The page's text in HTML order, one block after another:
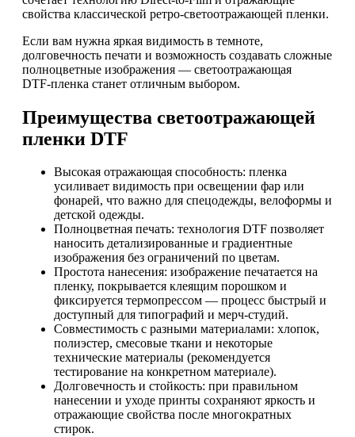
свойства классической ретро‑светоотражающей пленки.
Если вам нужна яркая видимость в темноте,
долговечность печати и возможность создавать сложные
полноцветные изображения — светоотражающая
DTF‑пленка станет отличным выбором.
Преимущества светоотражающей
пленки DTF
Высокая отражающая способность: пленка
усиливает видимость при освещении фар или
фонарей, что важно для спецодежды, велоформы и
детской одежды.
Полноцветная печать: технология DTF позволяет
наносить детализированные и градиентные
изображения без ограничений по цветам.
Простота нанесения: изображение печатается на
пленку, покрывается клеящим порошком и
фиксируется термопрессом — процесс быстрый и
доступный для типографий и мерч‑студий.
Совместимость с разными материалами: хлопок,
полиэстер, смесовые ткани и некоторые
технические материалы (рекомендуется
тестирование на конкретном материале).
Долговечность и стойкость: при правильном
нанесении и уходе принты сохраняют яркость и
отражающие свойства после многократных
стирок.